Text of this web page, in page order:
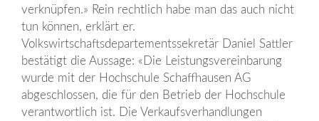
verknüpfen.» Rein rechtlich habe man das auch nicht
tun können, erklärt er.
Volkswirtschaftsdepartementssekretär Daniel Sattler
bestätigt die Aussage: «Die Leistungsvereinbarung
wurde mit der Hochschule Schaffhausen AG
abgeschlossen, die für den Betrieb der Hochschule
verantwortlich ist. Die Verkaufsverhandlungen